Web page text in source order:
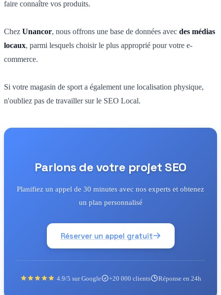
faire connaître vos produits.
Chez Unancor, nous offrons une base de données avec des médias
locaux, parmi lesquels choisir le plus approprié pour votre e-
commerce.
Si votre magasin de sport a également une localisation physique,
n'oubliez pas de travailler sur le SEO Local.
Parlons de votre projet SEO
Planifiez un appel de 30 minutes avec nos experts et obtenez
un plan personnalisé
Réserver un appel gratuit
4.9/5 sur Google +20 000 clients Réponse en 24h